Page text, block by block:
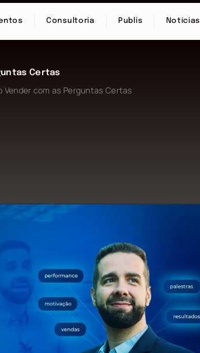
Consultoria Publis Notícias
Certas
Vender com as Perguntas Certas